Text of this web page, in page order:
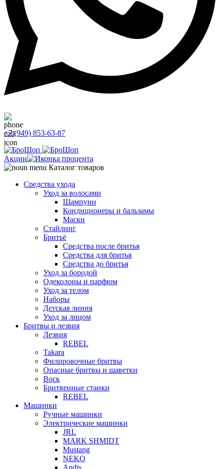
+7 (949) 853-63-87
Акции
Каталог товаров
Средства ухода
Уход за волосами
Шампуни
Кондиционеры и бальзамы
Маски
Стайлинг
Бритьё
Средства после бритья
Средства для бритья
Средства до бритья
Уход за бородой
Одеколоны и парфюм
Уход за телом
Наборы
Детская линия
Уход за лицом
Бритвы и лезвия
Лезвия
REBEL
Takara
Филировочные бритвы
Опасные бритвы и шаветки
Воск
Бритвенные станки
REBEL
Машинки
Ручные машинки
Электрические машинки
JRL
MARK SHMIDT
Mustang
NEKO
Andis